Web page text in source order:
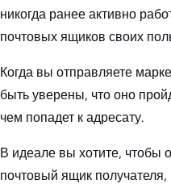
никогда ранее активно
почтовых ящиков своих
Когда вы отправляете
быть уверены, что оно
чем попадет к адресату.
В идеале вы хотите, чтобы
почтовый ящик